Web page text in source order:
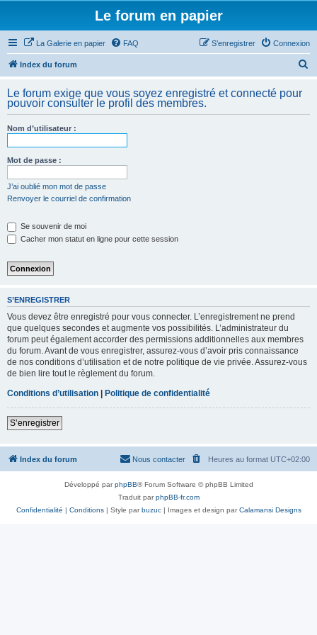
Le forum en papier
La Galerie en papier FAQ Connexion
S’enregistrer
Index du forum
h
Le forum exige que vous soyez enregistré et connecté pour
pouvoir consulter le profil des membres.
Nom d’utilisateur :
Mot de passe :
J’ai oublié mon mot de passe
Renvoyer le courriel de confirmation
Se souvenir de moi
Cacher mon statut en ligne pour cette session
S’ENREGISTRER
Vous devez être enregistré pour vous connecter. L’enregistrement ne prend
que quelques secondes et augmente vos possibilités. L’administrateur du
forum peut également accorder des permissions additionnelles aux membres
du forum. Avant de vous enregistrer, assurez-vous d’avoir pris connaissance
de nos conditions d’utilisation et de notre politique de vie privée. Assurez-vous
de bien lire tout le règlement du forum.
Conditions d’utilisation | Politique de confidentialité
S’enregistrer
Index du forum Heures au format UTC+02:00
Nous contacter
Développé parphpBB® Forum Software © phpBB Limited
Traduit parphpBB-fr.com
Confidentialité | Conditions| Style parbuzuc| Images et design parCalamansi Designs